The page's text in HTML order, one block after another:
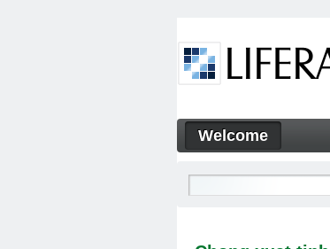
Chong xuat tinh
Navigation
Welcome